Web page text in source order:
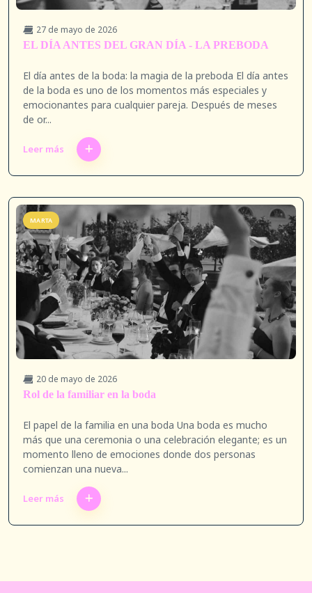
27 de mayo de 2026
EL DÍA ANTES DEL GRAN DÍA - LA PREBODA
El día antes de la boda: la magia de la preboda El día antes
de la boda es uno de los momentos más especiales y
emocionantes para cualquier pareja. Después de meses
de or...
Leer más
MARTA
20 de mayo de 2026
Rol de la familiar en la boda
El papel de la familia en una boda Una boda es mucho
más que una ceremonia o una celebración elegante; es un
momento lleno de emociones donde dos personas
comienzan una nueva...
Leer más